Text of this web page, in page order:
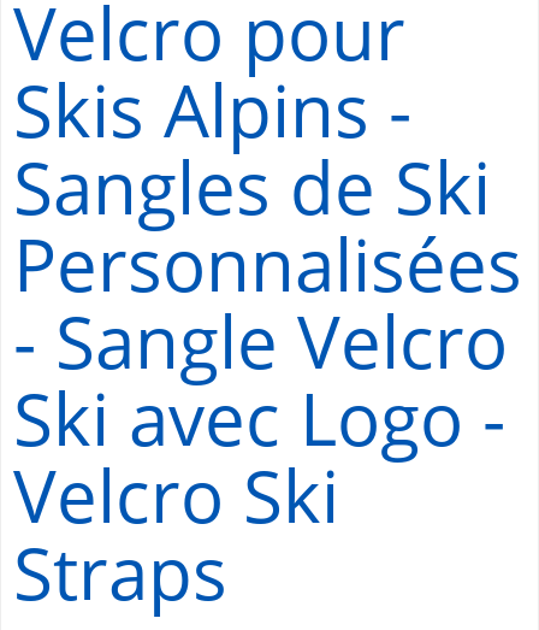
Velcro pour
Skis Alpins -
Sangles de Ski
Personnalisées
- Sangle Velcro
Ski avec Logo -
Velcro Ski
Straps